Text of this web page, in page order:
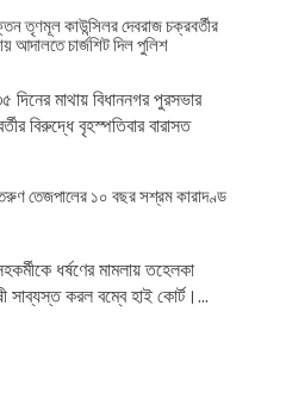
তৃণমূল কাউন্সিলর দেবরাজ চক্রবর্তীর
আদালতে চার্জশিট দিল পুলিশ
মাথায় বিধাননগর পুরসভার
বিরুদ্ধে বৃহস্পতিবার বারাসত
তরুণ তেজপালের ১০ বছর সশ্রম কারাদণ্ড
ধর্ষণের মামলায় তহেলকা
সাব্যস্ত করল বম্বে হাই কোর্ট।...